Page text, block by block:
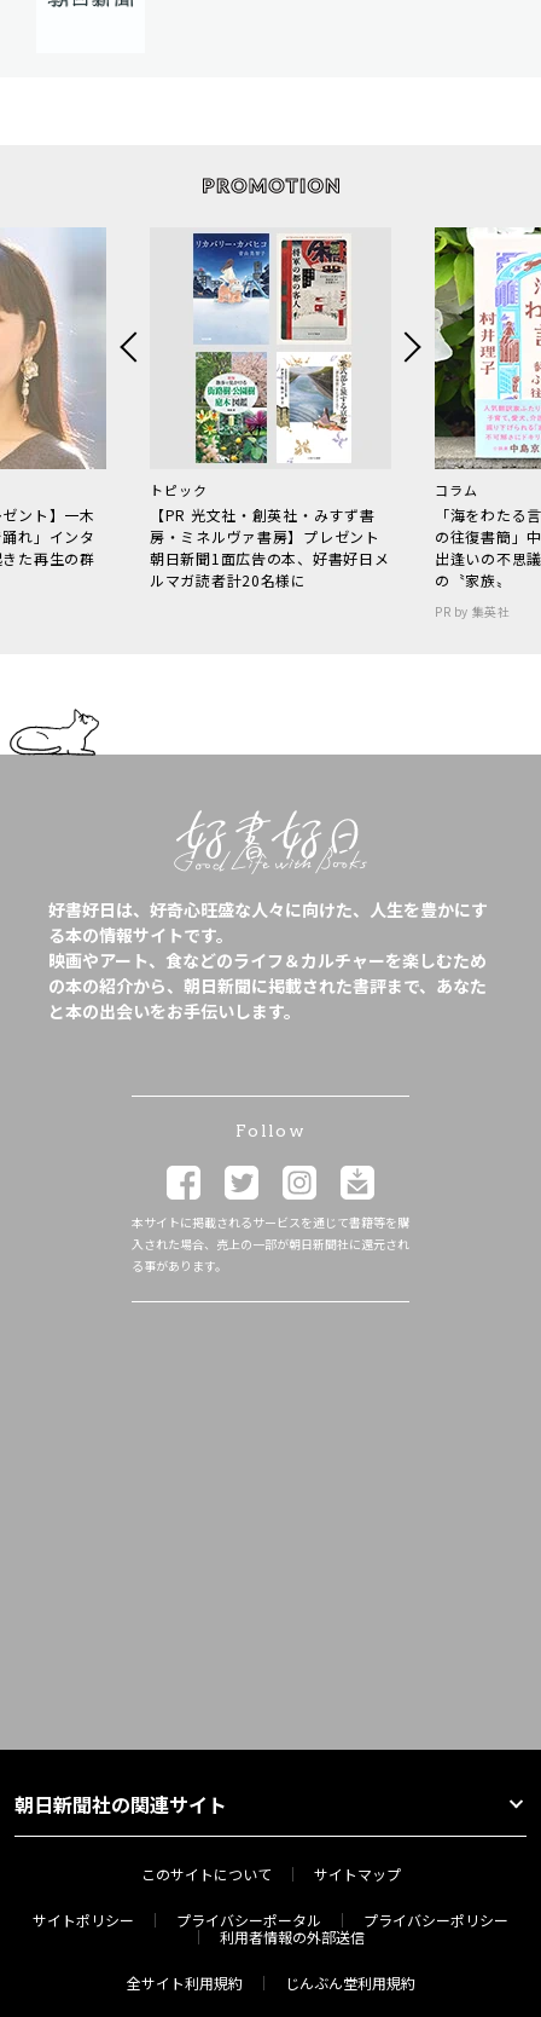
ント】一木
れ」インタ
た再生の群
トピック
【PR 光文社・創英社・みすず書
房・ミネルヴァ書房】プレゼント
朝日新聞1面広告の本、好書好日メ
ルマガ読者計20名様に
コラム
「海をわた
の往復書簡」
出逢いの不思
の〝家族〟
PR by 集英社
好書好日は、好奇心旺盛な人々に向けた、人生を豊かにす
る本の情報サイトです。
映画やアート、食などのライフ＆カルチャーを楽しむため
の本の紹介から、朝日新聞に掲載された書評まで、あなた
と本の出会いをお手伝いします。
Follow
本サイトに掲載されるサービスを通じて書籍等を購
入された場合、売上の一部が朝日新聞社に還元され
る事があります。
朝日新聞社の関連サイト
このサイトについて サイトマップ
サイトポリシー プライバシーポータル
プライバシーポリシー
利用者情報の外部送信
全サイト利用規約 じんぶん堂利用規約